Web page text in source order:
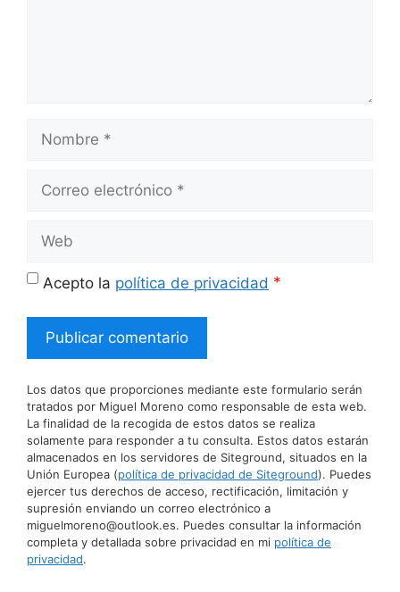
electrónico
Acepto la política de privacidad *
Los datos que proporciones mediante este formulario serán
tratados por Miguel Moreno como responsable de esta web.
La finalidad de la recogida de estos datos se realiza
solamente para responder a tu consulta. Estos datos estarán
almacenados en los servidores de Siteground, situados en la
Unión Europea (política de privacidad de Siteground). Puedes
ejercer tus derechos de acceso, rectificación, limitación y
supresión enviando un correo electrónico a
miguelmoreno@outlook.es. Puedes consultar la información
completa y detallada sobre privacidad en mi política de
privacidad.